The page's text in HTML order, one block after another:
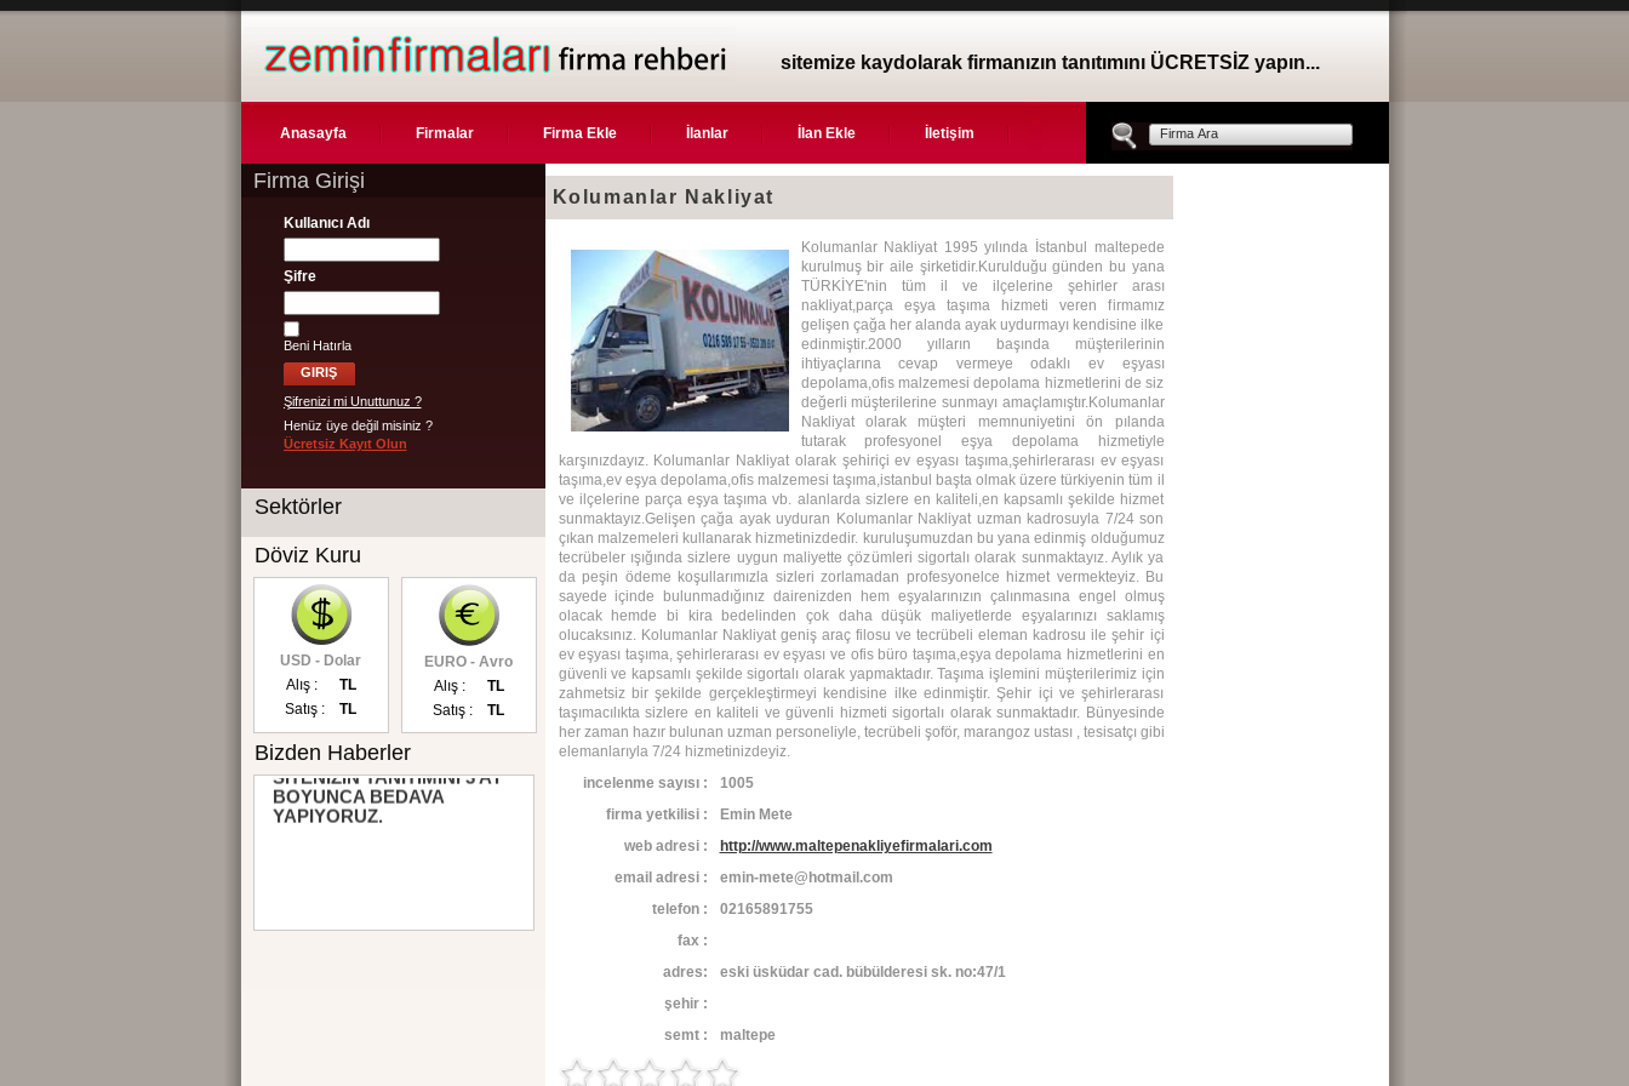
sitemize kaydolarak firmanızın tanıtımını ÜCRETSİZ yapın...
Anasayfa Firmalar Firma Ekle İlanlar İlan Ekle İletişim
Firma Girişi
Kullanıcı Adı
Şifre
Beni Hatırla
Şifrenizi mi Unuttunuz ?
Henüz üye değil misiniz ?
Ücretsiz Kayıt Olun
Sektörler
Döviz Kuru
USD - Dolar
Alış :
TL
Satış :
TL
EURO - Avro
Alış :
TL
Satış :
TL
Bizden Haberler
SİTENİZİN TANITIMINI 3 AY
BOYUNCA BEDAVA
YAPIYORUZ.
Kolumanlar Nakliyat
Kolumanlar Nakliyat 1995 yılında İstanbul maltepede
kurulmuş bir aile şirketidir.Kurulduğu günden bu yana
TÜRKİYE'nin tüm il ve ilçelerine şehirler arası
nakliyat,parça eşya taşıma hizmeti veren firmamız
gelişen çağa her alanda ayak uydurmayı kendisine ilke
edinmiştir.2000 yılların başında müşterilerinin
ihtiyaçlarına cevap vermeye odaklı ev eşyası
depolama,ofis malzemesi depolama hizmetlerini de siz
değerli müşterilerine sunmayı amaçlamıştır.Kolumanlar
Nakliyat olarak müşteri memnuniyetini ön pılanda
tutarak profesyonel eşya depolama hizmetiyle
karşınızdayız. Kolumanlar Nakliyat olarak şehiriçi ev eşyası taşıma,şehirlerarası ev eşyası
taşıma,ev eşya depolama,ofis malzemesi taşıma,istanbul başta olmak üzere türkiyenin tüm il
ve ilçelerine parça eşya taşıma vb. alanlarda sizlere en kaliteli,en kapsamlı şekilde hizmet
sunmaktayız.Gelişen çağa ayak uyduran Kolumanlar Nakliyat uzman kadrosuyla 7/24 son
çıkan malzemeleri kullanarak hizmetinizdedir. kuruluşumuzdan bu yana edinmiş olduğumuz
tecrübeler ışığında sizlere uygun maliyette çözümleri sigortalı olarak sunmaktayız. Aylık ya
da peşin ödeme koşullarımızla sizleri zorlamadan profesyonelce hizmet vermekteyiz. Bu
sayede içinde bulunmadığınız dairenizden hem eşyalarınızın çalınmasına engel olmuş
olacak hemde bi kira bedelinden çok daha düşük maliyetlerde eşyalarınızı saklamış
olucaksınız. Kolumanlar Nakliyat geniş araç filosu ve tecrübeli eleman kadrosu ile şehir içi
ev eşyası taşıma, şehirlerarası ev eşyası ve ofis büro taşıma,eşya depolama hizmetlerini en
güvenli ve kapsamlı şekilde sigortalı olarak yapmaktadır. Taşıma işlemini müşterilerimiz için
zahmetsiz bir şekilde gerçekleştirmeyi kendisine ilke edinmiştir. Şehir içi ve şehirlerarası
taşımacılıkta sizlere en kaliteli ve güvenli hizmeti sigortalı olarak sunmaktadır. Bünyesinde
her zaman hazır bulunan uzman personeliyle, tecrübeli şoför, marangoz ustası , tesisatçı gibi
elemanlarıyla 7/24 hizmetinizdeyiz.
incelenme sayısı :
1005
firma yetkilisi :
Emin Mete
web adresi :
http://www.maltepenakliyefirmalari.com
email adresi :
emin-mete@hotmail.com
telefon :
02165891755
fax :
adres:
eski üsküdar cad. bübülderesi sk. no:47/1
şehir :
semt :
maltepe